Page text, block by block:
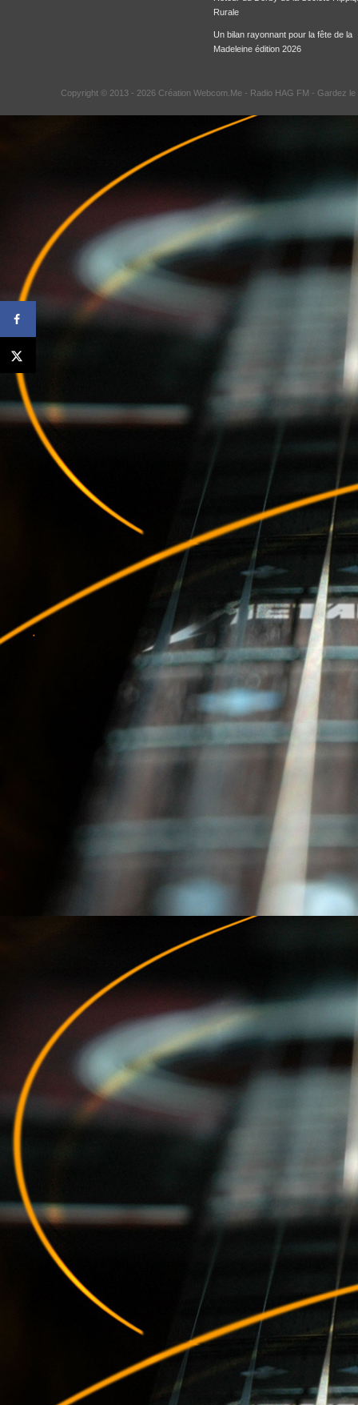
Rurale
Un bilan rayonnant pour la fête de la
Madeleine édition 2026
Copyright © 2013 - 2026 Création Webcom.Me - Radio HAG FM - Gardez le